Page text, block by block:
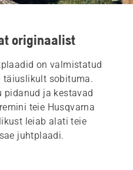
originaalist
on valmistatud
täiuslikult sobituma.
pidanud ja kestavad
teie Husqvarna
leiab alati teie
juhtplaadi.